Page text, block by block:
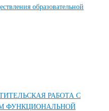
образовательной
РАБОТА С
ФУНКЦИОНАЛЬНОЙ